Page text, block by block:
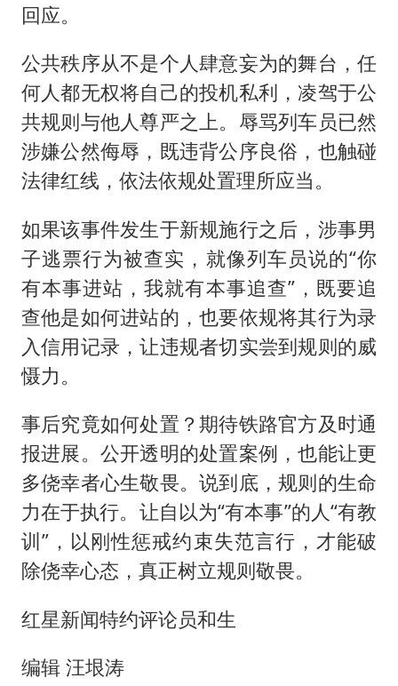
回应。
公共秩序从不是个人肆意妄为的舞台，任
何人都无权将自己的投机私利，凌驾于公
共规则与他人尊严之上。辱骂列车员已然
涉嫌公然侮辱，既违背公序良俗，也触碰
法律红线，依法依规处置理所应当。
如果该事件发生于新规施行之后，涉事男
子逃票行为被查实，就像列车员说的“你
有本事进站，我就有本事追查”，既要追
查他是如何进站的，也要依规将其行为录
入信用记录，让违规者切实尝到规则的威
慑力。
事后究竟如何处置？期待铁路官方及时通
报进展。公开透明的处置案例，也能让更
多侥幸者心生敬畏。说到底，规则的生命
力在于执行。让自以为“有本事”的人“有教
训”，以刚性惩戒约束失范言行，才能破
除侥幸心态，真正树立规则敬畏。
红星新闻特约评论员和生
编辑 汪垠涛